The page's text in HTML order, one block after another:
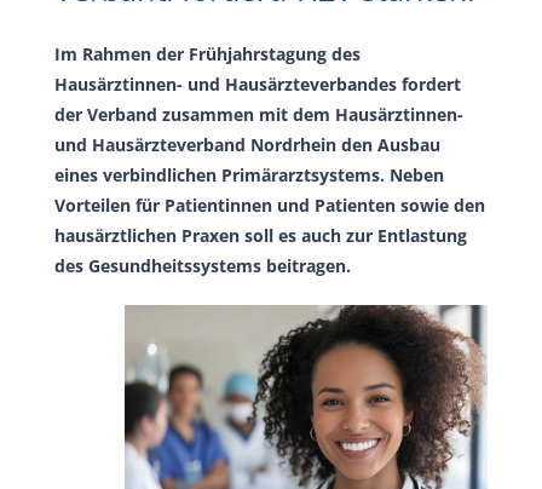
Im Rahmen der Frühjahrstagung des
Hausärztinnen- und Hausärzteverbandes fordert
der Verband zusammen mit dem Hausärztinnen-
und Hausärzteverband Nordrhein den Ausbau
eines verbindlichen Primärarztsystems. Neben
Vorteilen für Patientinnen und Patienten sowie den
hausärztlichen Praxen soll es auch zur Entlastung
des Gesundheitssystems beitragen.